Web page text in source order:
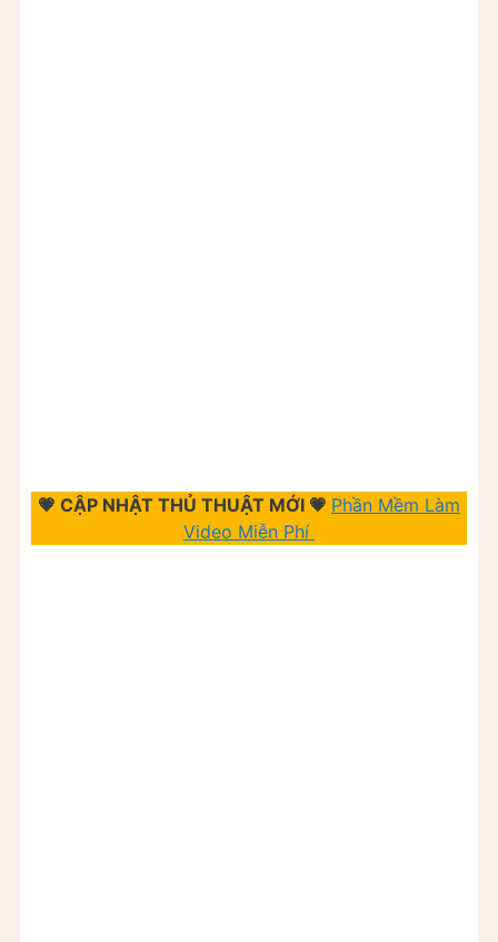
💗 CẬP NHẬT THỦ THUẬT MỚI 💗 Phần Mềm Làm
Video Miễn Phí